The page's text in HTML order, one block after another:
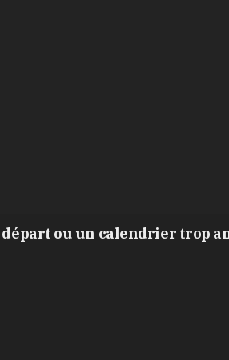
départ ou un calendrier trop